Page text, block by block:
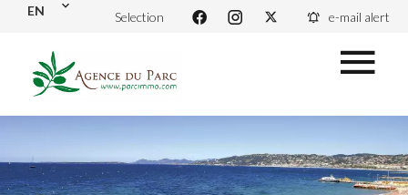
EN Selection e-mail alert